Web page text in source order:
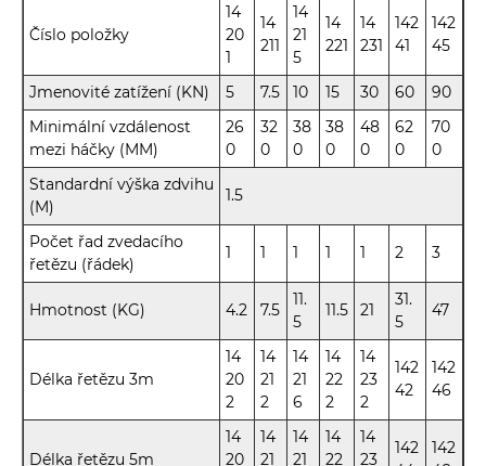
Číslo položky
14
20
1
14
211
14
21
5
14
221
14
231
142
41
142
45
Jmenovité zatížení (KN) 5 7.5 10 15 30 60
90
Minimální vzdálenost
mezi háčky (MM)
26
0
32
0
38
0
38
0
48
0
62
0
70
0
Standardní výška zdvihu
(M)
1.5
Počet řad zvedacího
řetězu (řádek)
1 1 1 1 1 2 3
Hmotnost (KG) 4.2 7.5
11.
5
11.5 21
31.
5
47
Délka řetězu 3m
14
20
2
14
21
2
14
21
6
14
22
2
14
23
2
142
42
142
46
Délka řetězu 5m
14
20
14
21
14
21
14
22
14
23
142
142